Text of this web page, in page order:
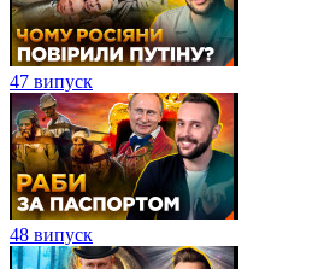
47 випуск
48 випуск